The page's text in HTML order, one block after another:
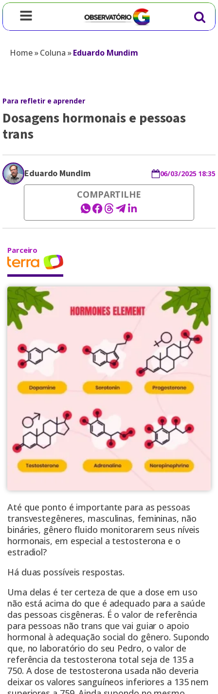
Home»Coluna »Eduardo Mundim
Para refletir e aprender
Dosagens hormonais e pessoas
trans
Eduardo Mundim 06/03/2025 18:35
COMPARTILHE
Parceiro
Até que ponto é importante para as pessoas
transvestegêneres, masculinas, femininas, não
bináries, gênero fluido monitorarem seus níveis
hormonais, em especial a testosterona e o
estradiol?
Há duas possíveis respostas.
Uma delas é ter certeza de que a dose em uso
não está acima do que é adequado para a saúde
das pessoas cisgêneras. É o valor de referência
para pessoas não trans que vai guiar o apoio
hormonal à adequação social do gênero. Supondo
que, no laboratório do seu Pedro, o valor de
referência da testosterona total seja de 135 a
750. A dose de testosterona usada não deveria
deixar os valores sanguíneos inferiores a 135 nem